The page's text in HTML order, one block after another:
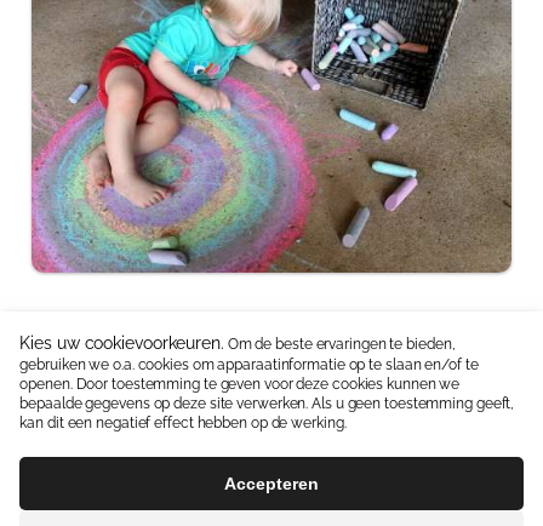
Neem contact op:06 15336587|info@jipkes.nl
Handige linkjes:Pedagogisch coach|Blog en Downloads
Kies uw cookievoorkeuren. Om de beste ervaringen te bieden,
gebruiken we o.a. cookies om apparaatinformatie op te slaan en/of te
openen. Door toestemming te geven voor deze cookies kunnen we
bepaalde gegevens op deze site verwerken. Als u geen toestemming geeft,
kan dit een negatief effect hebben op de werking.
Accepteren